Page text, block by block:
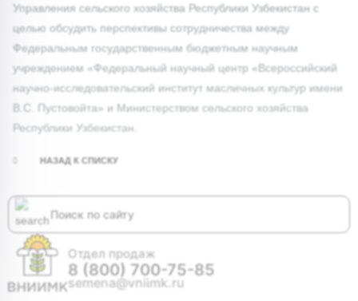
Управления сельского хозяйства Республики Узбекистан с
целью обсудить перспективы сотрудничества между
Федеральным государственным бюджетным научным
учреждением «Федеральный научный центр «Всероссийский
научно-исследовательский институт масличных культур имени
В.С. Пустовойта» и Министерством сельского хозяйства
Республики Узбекистан.
НАЗАД К СПИСКУ
Отдел продаж
8 (800) 700-75-85
semena@vniimk.ru